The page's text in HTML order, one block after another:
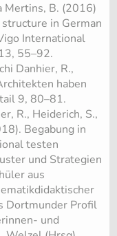
Mertins, B. (2016)
in German
International
55–92.
Danhier, R.,
haben
9, 80–81.
R., Heiderich, S.,
Begabung in
testen
und Strategien
aus
Dortmunder Profil
und